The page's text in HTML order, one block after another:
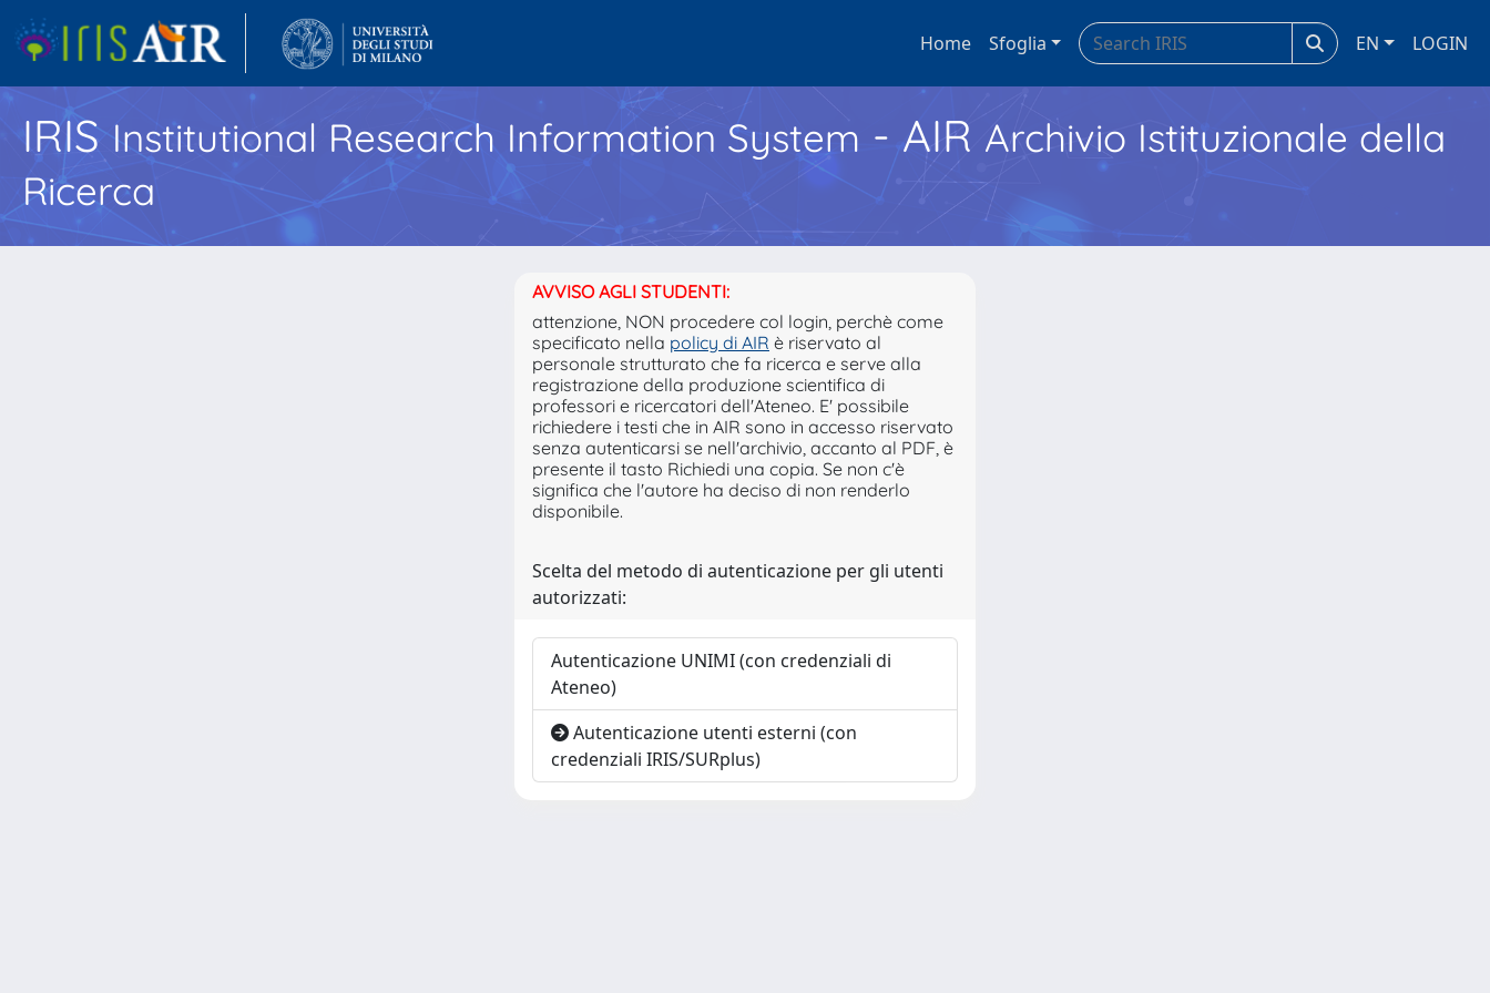
Home Sfoglia EN LOGIN
IRISInstitutional Research Information System - AIR Archivio Istituzionale della
Ricerca
AVVISO AGLI STUDENTI:
attenzione, NON procedere col login, perchè come
specificato nella policy di AIR è riservato al
personale strutturato che fa ricerca e serve alla
registrazione della produzione scientifica di
professori e ricercatori dell'Ateneo. E' possibile
richiedere i testi che in AIR sono in accesso riservato
senza autenticarsi se nell'archivio, accanto al PDF, è
presente il tasto Richiedi una copia. Se non c'è
significa che l'autore ha deciso di non renderlo
disponibile.
Scelta del metodo di autenticazione per gli utenti
autorizzati:
Autenticazione UNIMI (con credenziali di
Ateneo)
Autenticazione utenti esterni (con
credenziali IRIS/SURplus)